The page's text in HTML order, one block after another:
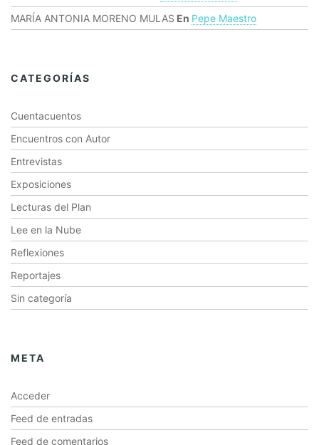
MARÍA ANTONIA MORENO MULAS En Pepe Maestro
CATEGORÍAS
Cuentacuentos
Encuentros con Autor
Entrevistas
Exposiciones
Lecturas del Plan
Lee en la Nube
Reflexiones
Reportajes
Sin categoría
META
Acceder
Feed de entradas
Feed de comentarios